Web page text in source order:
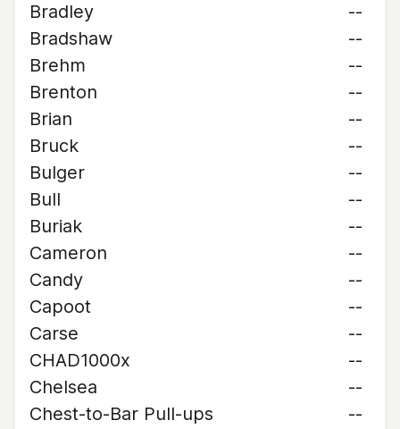
Bradley
--
Bradshaw
--
Brehm
--
Brenton
--
Brian
--
Bruck
--
Bulger
--
Bull
--
Buriak
--
Cameron
--
Candy
--
Capoot
--
Carse
--
CHAD1000x
--
Chelsea
--
Chest-to-Bar Pull-ups
--